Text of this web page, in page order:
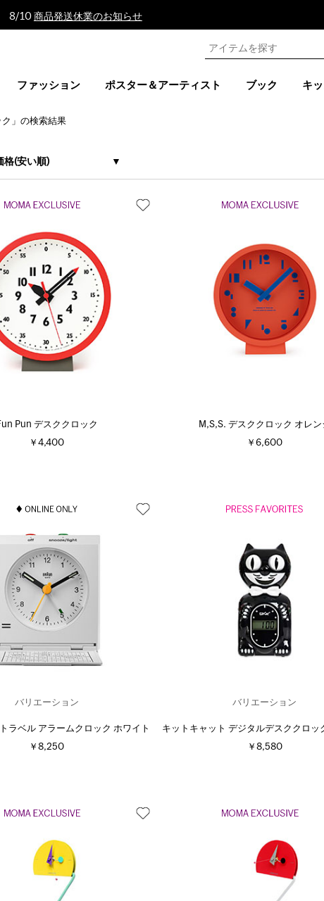
8/10 商品発送休業のお知らせ
ファッション ポスター＆アーティスト ブック キ
ク」の検索結果
格(安い順)
Pun デスククロック
￥4,400
M,S,S. デスククロック オレン
￥6,600
バリエーション
ラベル アラームクロック ホワイト
￥8,250
バリエーション
キットキャット デジタルデスククロッ
￥8,580